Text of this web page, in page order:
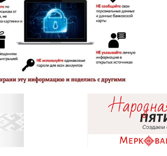
8
8 (0162)
01
8 (0162)